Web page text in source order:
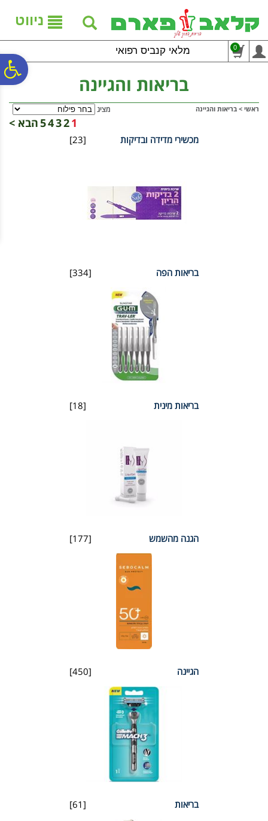
נגישות
אתר
המרכזי
ניווט
מלאי קנביס רפואי 0
בריאות והגיינה
ראשי > בריאות והגיינה מציג
1
2
3
4
5הבא >
[23] מכשירי מדידה ובדיקות
[334] בריאות הפה
[18] בריאות מינית
[177] הגנה מהשמש
[450] הגיינה
[61] בריאות